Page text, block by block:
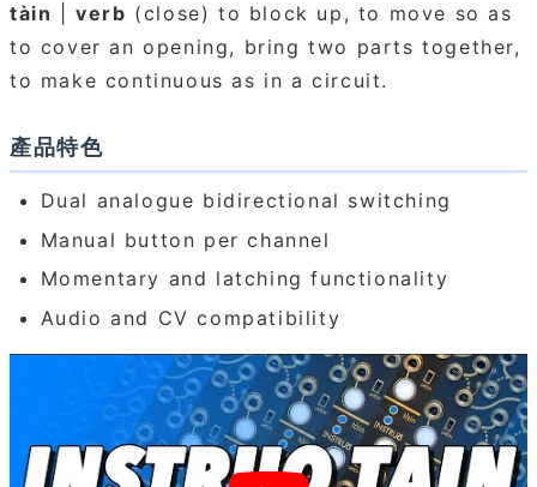
tàin |verb (close) to block up, to move so as
to cover an opening, bring two parts together,
to make continuous as in a circuit.
產品特色
Dual analogue bidirectional switching
Manual button per channel
Momentary and latching functionality
Audio and CV compatibility